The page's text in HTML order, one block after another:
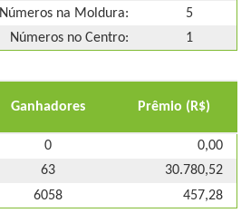
Números na Moldura:
5
Números no Centro:
1
Ganhadores Prêmio (R$)
0
0,00
63
30.780,52
6058 457,28